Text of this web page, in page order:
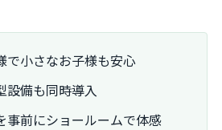
で小さなお子様も安心
設備も同時導入
事前にショールームで体感